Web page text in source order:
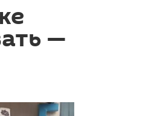
—